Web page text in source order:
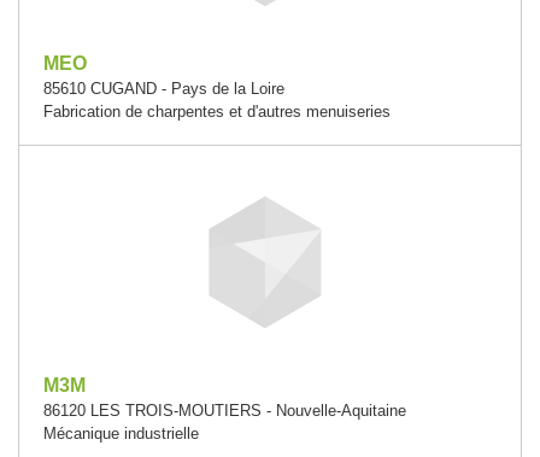
MEO
85610 CUGAND - Pays de la Loire
Fabrication de charpentes et d'autres menuiseries
M3M
86120 LES TROIS-MOUTIERS - Nouvelle-Aquitaine
Mécanique industrielle